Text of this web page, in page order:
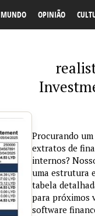
MUNDO OPINIÃO
Procurando
extratos de
internos?
uma estrutura
tabela
para próximos
software